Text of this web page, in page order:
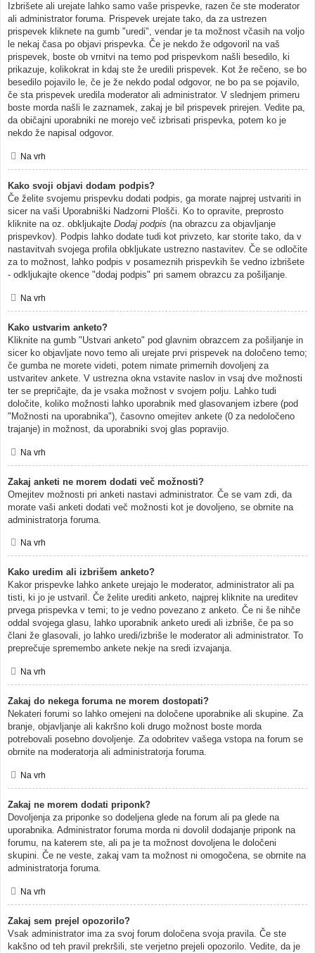
Izbrišete ali urejate lahko samo vaše prispevke, razen če ste moderator
ali administrator foruma. Prispevek urejate tako, da za ustrezen
prispevek kliknete na gumb "uredi", vendar je ta možnost včasih na voljo
le nekaj časa po objavi prispevka. Če je nekdo že odgovoril na vaš
prispevek, boste ob vrnitvi na temo pod prispevkom našli besedilo, ki
prikazuje, kolikokrat in kdaj ste že uredili prispevek. Kot že rečeno, se bo
besedilo pojavilo le, če je že nekdo podal odgovor, ne bo pa se pojavilo,
če sta prispevek uredila moderator ali administrator. V slednjem primeru
boste morda našli le zaznamek, zakaj je bil prispevek prirejen. Vedite pa,
da običajni uporabniki ne morejo več izbrisati prispevka, potem ko je
nekdo že napisal odgovor.
Na vrh
Kako svoji objavi dodam podpis?
Če želite svojemu prispevku dodati podpis, ga morate najprej ustvariti in
sicer na vaši Uporabniški Nadzorni Plošči. Ko to opravite, preprosto
kliknite na oz. obkljukajte Dodaj podpis (na obrazcu za objavljanje
prispevkov). Podpis lahko dodate tudi kot privzeto, kar storite tako, da v
nastavitvah svojega profila obkljukate ustrezno nastavitev. Če se odločite
za to možnost, lahko podpis v posameznih prispevkih še vedno izbrišete
- odkljukajte okence "dodaj podpis" pri samem obrazcu za pošiljanje.
Na vrh
Kako ustvarim anketo?
Kliknite na gumb "Ustvari anketo" pod glavnim obrazcem za pošiljanje in
sicer ko objavljate novo temo ali urejate prvi prispevek na določeno temo;
če gumba ne morete videti, potem nimate primernih dovoljenj za
ustvaritev ankete. V ustrezna okna vstavite naslov in vsaj dve možnosti
ter se prepričajte, da je vsaka možnost v svojem polju. Lahko tudi
določite, koliko možnosti lahko uporabnik med glasovanjem izbere (pod
"Možnosti na uporabnika"), časovno omejitev ankete (0 za nedoločeno
trajanje) in možnost, da uporabniki svoj glas popravijo.
Na vrh
Zakaj anketi ne morem dodati več možnosti?
Omejitev možnosti pri anketi nastavi administrator. Če se vam zdi, da
morate vaši anketi dodati več možnosti kot je dovoljeno, se obrnite na
administratorja foruma.
Na vrh
Kako uredim ali izbrišem anketo?
Kakor prispevke lahko ankete urejajo le moderator, administrator ali pa
tisti, ki jo je ustvaril. Če želite urediti anketo, najprej kliknite na ureditev
prvega prispevka v temi; to je vedno povezano z anketo. Če ni še nihče
oddal svojega glasu, lahko uporabnik anketo uredi ali izbriše, če pa so
člani že glasovali, jo lahko uredi/izbriše le moderator ali administrator. To
preprečuje spremembo ankete nekje na sredi izvajanja.
Na vrh
Zakaj do nekega foruma ne morem dostopati?
Nekateri forumi so lahko omejeni na določene uporabnike ali skupine. Za
branje, objavljanje ali kakršno koli drugo možnost boste morda
potrebovali posebno dovoljenje. Za odobritev vašega vstopa na forum se
obrnite na moderatorja ali administratorja foruma.
Na vrh
Zakaj ne morem dodati priponk?
Dovoljenja za priponke so dodeljena glede na forum ali pa glede na
uporabnika. Administrator foruma morda ni dovolil dodajanje priponk na
forumu, na katerem ste, ali pa je ta možnost dovoljena le določeni
skupini. Če ne veste, zakaj vam ta možnost ni omogočena, se obrnite na
administratorja foruma.
Na vrh
Zakaj sem prejel opozorilo?
Vsak administrator ima za svoj forum določena svoja pravila. Če ste
kakšno od teh pravil prekršili, ste verjetno prejeli opozorilo. Vedite, da je